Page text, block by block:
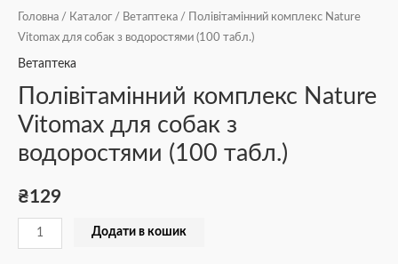
Головна / Каталог / Ветаптека / Полівітамінний комплекс Nature
Vitomax для собак з водоростями (100 табл.)
Ветаптека
Полівітамінний комплекс Nature
Vitomax для собак з
водоростями (100 табл.)
₴129
Додати в кошик